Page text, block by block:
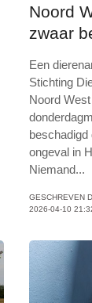
Noord
zwaar
Een
Stichting
Noord
beschadigd
ongeval in
Niemand...
GESCHREVEN
2026-04-10